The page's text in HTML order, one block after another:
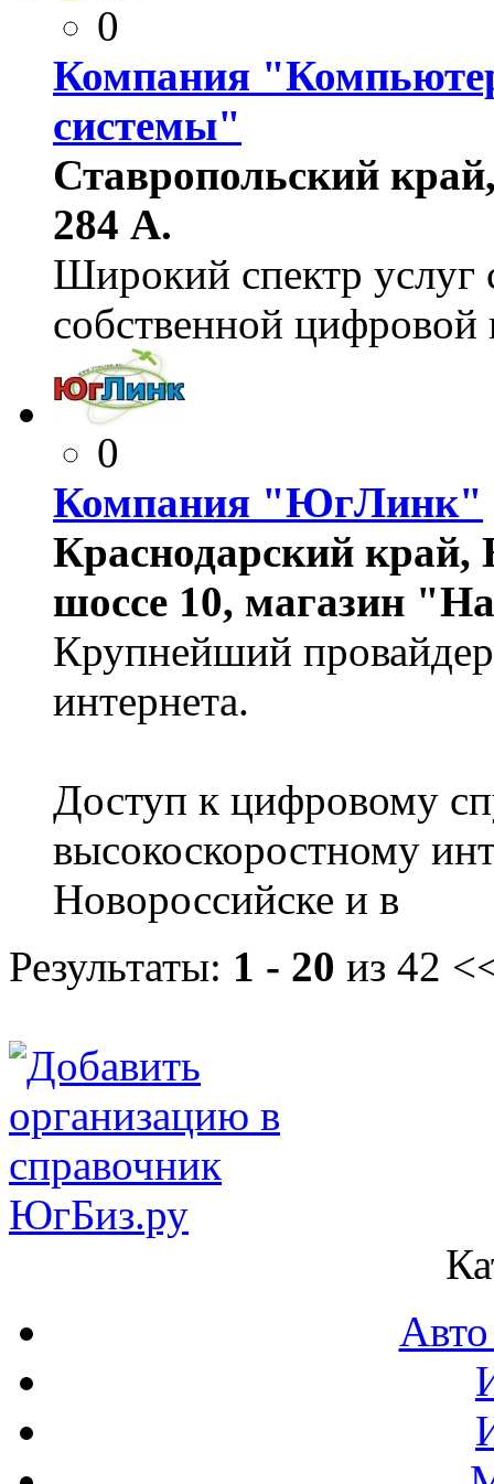
0
Компания
системы"
Ставропольский
284 А.
Широкий спектр услуг
собственной цифровой
0
Компания "ЮгЛинк"
Краснодарский край,
шоссе 10, магазин
Крупнейший
интернета.
Доступ к цифровому
высокоскоростному
Новороссийске и в
Результаты: 1 - 20 из 42